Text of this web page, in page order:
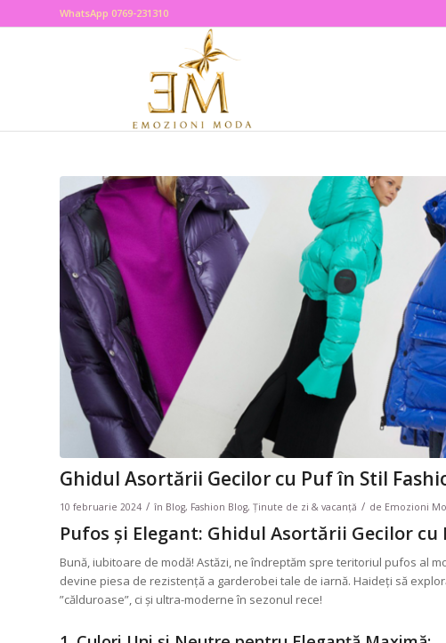
WhatsApp 0769-231310
Ghidul Asortării Gecilor cu Puf în Stil
10 februarie 2024 / în Blog, Fashion Blog, Ținute de zi & vacanță / de Emozioni
Pufos și Elegant: Ghidul Asortării Gecilor
Bună, iubitoare de modă! Astăzi, ne îndreptăm spre teritoriul pufos al
devine piesa de rezistență a garderobei tale de iarnă. Haideți să
”călduroase”, ci și ultra-moderne în sezonul rece!